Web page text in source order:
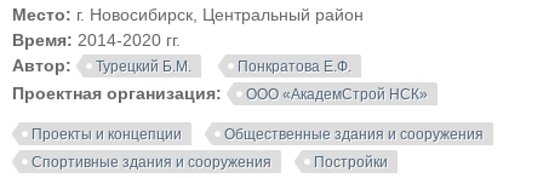
Место: г. Новосибирск, Центральный район
Время: 2014-2020 гг.
Автор:
Турецкий Б.М. Понкратова Е.Ф.
Проектная организация: ООО «АкадемСтрой НСК»
Проекты и концепции
Общественные здания и сооружения
Спортивные здания и сооружения
Постройки